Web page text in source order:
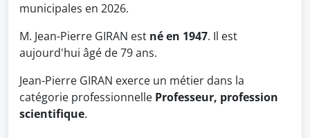
municipales en 2026.
M. Jean-Pierre GIRAN est né en 1947. Il est
aujourd'hui âgé de 79 ans.
Jean-Pierre GIRAN exerce un métier dans la
catégorie professionnelle Professeur, profession
scientifique.